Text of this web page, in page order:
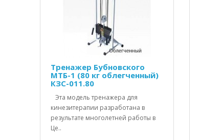
Тренажер Бубновского
МТБ-1 (80 кг облегченный)
КЗС-011.80
Эта модель тренажера для
кинезитерапии разработана в
результате многолетней работы в
Це..